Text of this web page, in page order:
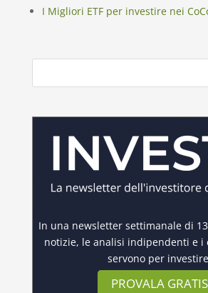
I Migliori ETF per investire nei
In una newsletter settimanale di
notizie, le analisi indipendenti e i
servono per
PROVALA GRATIS